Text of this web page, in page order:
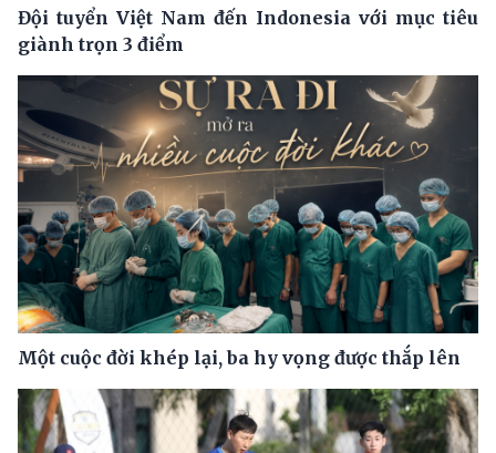
Đội tuyển Việt Nam đến Indonesia với mục tiêu
giành trọn 3 điểm
Một cuộc đời khép lại, ba hy vọng được thắp lên